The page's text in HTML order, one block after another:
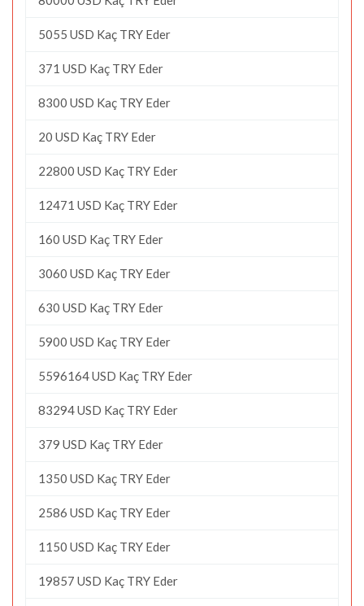
5055 USD Kaç TRY Eder
371 USD Kaç TRY Eder
8300 USD Kaç TRY Eder
20 USD Kaç TRY Eder
22800 USD Kaç TRY Eder
12471 USD Kaç TRY Eder
160 USD Kaç TRY Eder
3060 USD Kaç TRY Eder
630 USD Kaç TRY Eder
5900 USD Kaç TRY Eder
5596164 USD Kaç TRY Eder
83294 USD Kaç TRY Eder
379 USD Kaç TRY Eder
1350 USD Kaç TRY Eder
2586 USD Kaç TRY Eder
1150 USD Kaç TRY Eder
19857 USD Kaç TRY Eder